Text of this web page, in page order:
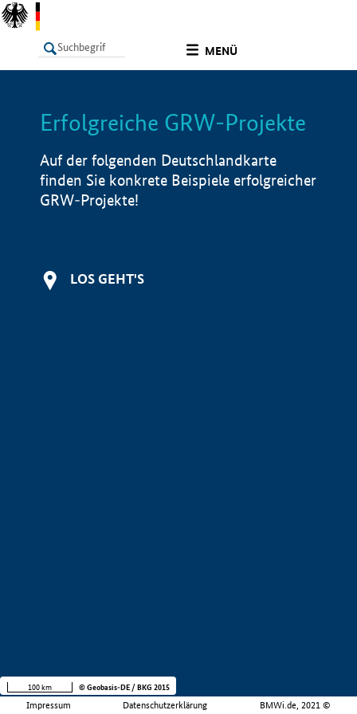
MENÜ
LISTE Info
Erfolgreiche GRW-Projekte
Auf der folgenden Deutschlandkarte
finden Sie konkrete Beispiele erfolgreicher
GRW-Projekte!
LOS GEHT'S
Impressum Datenschutzerklärung BMWi.de, 2021 ©
100 km © Geobasis-DE / BKG 2015